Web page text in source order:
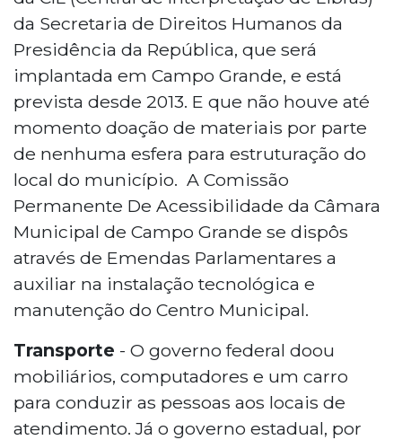
da Secretaria de Direitos Humanos da
Presidência da República, que será
implantada em Campo Grande, e está
prevista desde 2013. E que não houve até
momento doação de materiais por parte
de nenhuma esfera para estruturação do
local do município. A Comissão
Permanente De Acessibilidade da Câmara
Municipal de Campo Grande se dispôs
através de Emendas Parlamentares a
auxiliar na instalação tecnológica e
manutenção do Centro Municipal.
Transporte - O governo federal doou
mobiliários, computadores e um carro
para conduzir as pessoas aos locais de
atendimento. Já o governo estadual, por